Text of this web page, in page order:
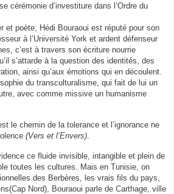
cérémonie d’investiture dans l’Ordre du
et poète, Hédi Bouraoui est réputé pour son
à l’Université York et ardent défenseur
c’est à travers son écriture nourrie
s’attarde à la question des identités, des
ainsi qu’aux émotions qui en découlent.
du transculturalisme, qui fait de lui un
avec comme missive un humanisme
le chemin de la tolerance et l’ignorance ne
(Vers et l’Envers)
ce fluide invisible, intangible et plein de
toutes les cultures. Mais en Tunisie, on
des Berbères, les vrais fils du pays,
Nord), Bouraoui parle de Carthage, ville